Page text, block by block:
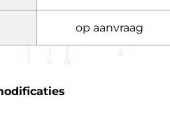
op aanvraag